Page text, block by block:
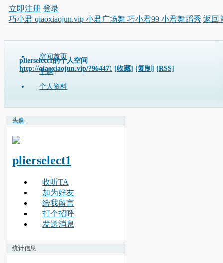
立即注册 登录
巧小君 qiaoxiaojun.vip 小君广场舞 巧小君99 小君舞蹈秀 返回
plierselect1的个人空间
http://qiaoxiaojun.vip/?964471 [收藏] [复制] [RSS]
空间首页
主题
个人资料
头像
plierselect1
收听TA
加为好友
给我留言
打个招呼
发送消息
统计信息